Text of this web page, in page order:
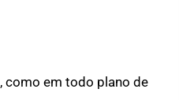
como em todo plano de